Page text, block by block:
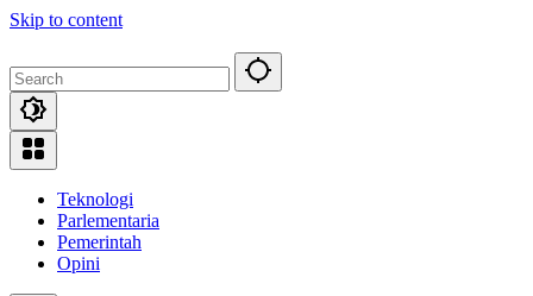
Skip to content
Teknologi
Parlementaria
Pemerintah
Opini